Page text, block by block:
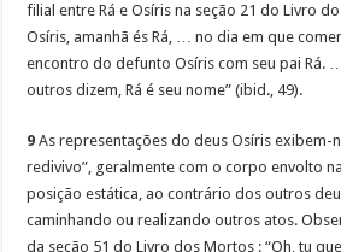
filial entre Rá e Osíris na seção 21 do Livro
Osíris, amanhã és Rá, … no dia em que
encontro do defunto Osíris com seu pai Rá.
outros dizem, Rá é seu nome” (ibid., 49).
9 As representações do deus Osíris exibem-
redivivo”, geralmente com o corpo envolto
posição estática, ao contrário dos outros
caminhando ou realizando outros atos.
da seção 51 do Livro dos Mortos : “Oh, tu